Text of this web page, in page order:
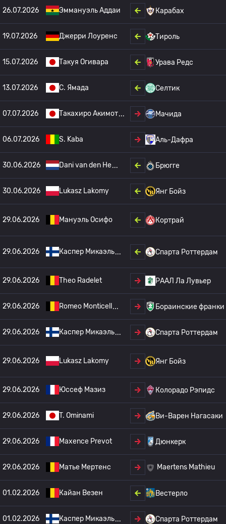
26.07.2026 Эммануэль Аддаи Карабах
19.07.2026 Джерри Лоуренс Тироль
15.07.2026 Такуя Огивара Урава Редс
13.07.2026 С. Ямада Селтик
07.07.2026 Такахиро Акимот Мачида
06.07.2026 S. Kaba Аль-Дафра
30.06.2026 Dani van den He Брюгге
30.06.2026 Lukasz Lakomy Янг Бойз
29.06.2026 Мануэль Осифо Кортрай
29.06.2026 Каспер Микаэль Спарта Роттердам
29.06.2026 Theo Radelet РААЛ Ла Лувьер
29.06.2026 Romeo Monticell Бораинские франки
29.06.2026 Каспер Микаэль Спарта Роттердам
29.06.2026 Lukasz Lakomy Янг Бойз
29.06.2026 Юссеф Мазиз Колорадо Рэпидс
29.06.2026 T. Ominami Ви-Варен Нагасаки
29.06.2026 Maxence Prevot Дюнкерк
29.06.2026 Матье Мертенс Maertens Mathieu
01.02.2026 Кайан Везен Вестерло
01.02.2026 Каспер Микаэль Спарта Роттердам